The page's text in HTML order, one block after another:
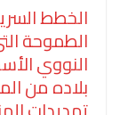
الخطط
الطموحة
النووي
بلاده من